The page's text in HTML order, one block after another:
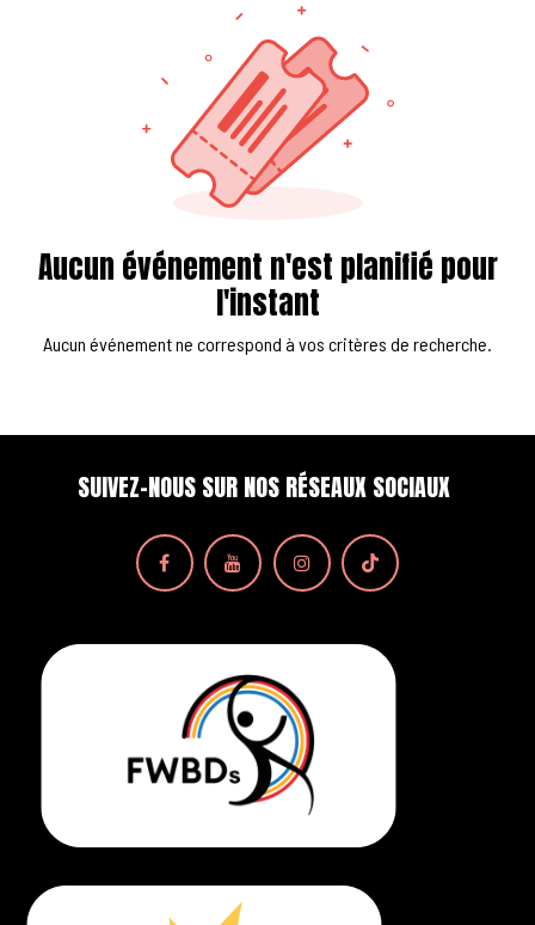
Aucun événement n'est planifié pour
l'instant
Aucun événement ne correspond à vos critères de recherche.
SUIVEZ-NOUS SUR NOS RÉSEAUX SOCIAUX